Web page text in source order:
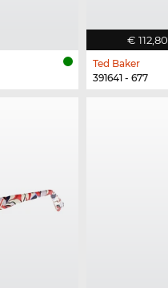
€ 112,80
Ted Baker
391641 - 677